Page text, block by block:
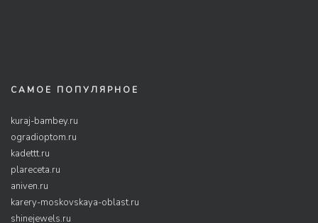
САМОЕ ПОПУЛЯРНОЕ
kuraj-bambey.ru
ogradioptom.ru
kadettt.ru
plareceta.ru
aniven.ru
karery-moskovskaya-oblast.ru
shinejewels.ru